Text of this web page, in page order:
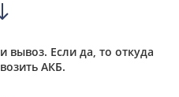
вывоз. Если да, то откуда
АКБ.